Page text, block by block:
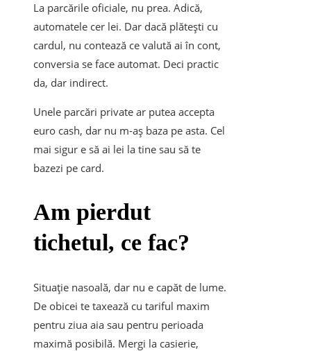
La parcările oficiale, nu prea. Adică,
automatele cer lei. Dar dacă plătești cu
cardul, nu contează ce valută ai în cont,
conversia se face automat. Deci practic
da, dar indirect.
Unele parcări private ar putea accepta
euro cash, dar nu m-aș baza pe asta. Cel
mai sigur e să ai lei la tine sau să te
bazezi pe card.
Am pierdut
tichetul, ce fac?
Situație nasoală, dar nu e capăt de lume.
De obicei te taxează cu tariful maxim
pentru ziua aia sau pentru perioada
maximă posibilă. Mergi la casierie,